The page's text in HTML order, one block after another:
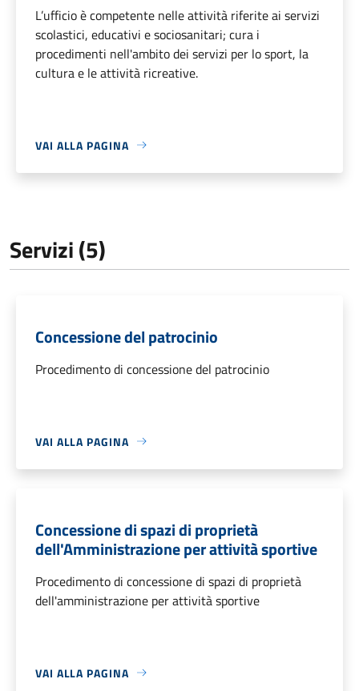
L’ufficio è competente nelle attività riferite ai servizi
scolastici, educativi e sociosanitari; cura i
procedimenti nell'ambito dei servizi per lo sport, la
cultura e le attività ricreative.
VAI ALLA PAGINA
Servizi (5)
Concessione del patrocinio
Procedimento di concessione del patrocinio
VAI ALLA PAGINA
Concessione di spazi di proprietà
dell'Amministrazione per attività sportive
Procedimento di concessione di spazi di proprietà
dell'amministrazione per attività sportive
VAI ALLA PAGINA